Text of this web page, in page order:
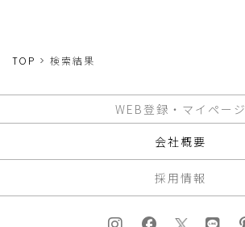
TOP 検索結果
WEB登録・マイページ
会社概要
採用情報